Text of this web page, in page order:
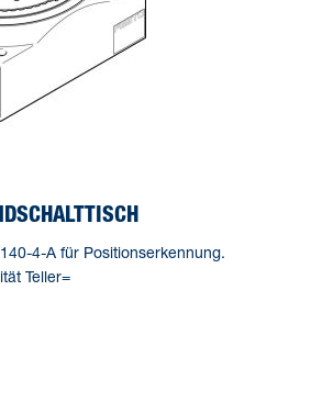
4-A für Positionserkennung.
Teller=